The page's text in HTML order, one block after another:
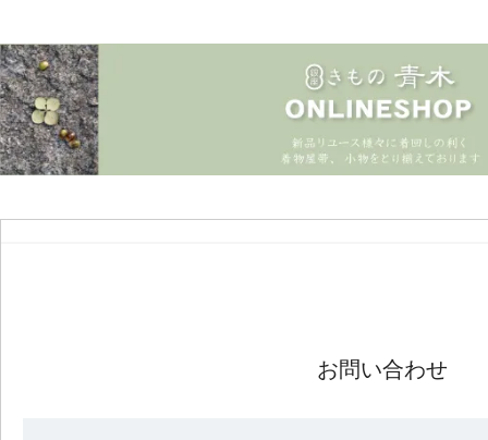
お問い合わせ